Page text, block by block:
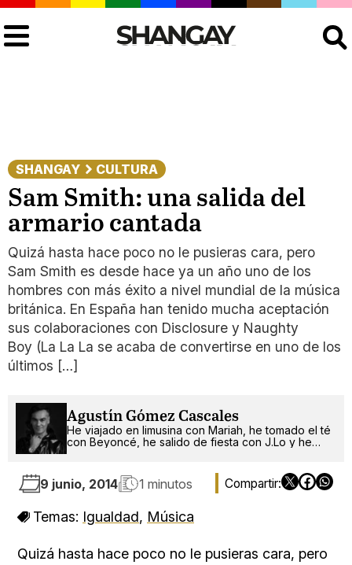
SHANGAY CULTURA
Sam Smith: una salida del
armario cantada
Quizá hasta hace poco no le pusieras cara, pero
Sam Smith es desde hace ya un año uno de los
hombres con más éxito a nivel mundial de la música
británica. En España han tenido mucha aceptación
sus colaboraciones con Disclosure y Naughty
Boy (La La La se acaba de convertirse en uno de los
últimos […]
Agustín Gómez Cascales
He viajado en limusina con Mariah, he tomado el té
con Beyoncé, he salido de fiesta con J.Lo y he
9 junio, 2014 1 minutos
Temas: Igualdad, Música
Quizá hasta hace poco no le pusieras cara, pero